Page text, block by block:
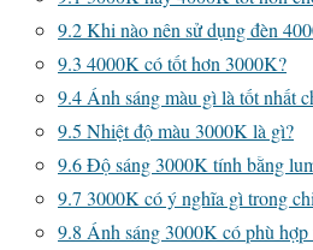
9.2Khi nào nên sử dụng đèn
9.3 4000K có tốt hơn 3000K?
9.4 Ánh sáng màu gì là tốt nhất
9.5 Nhiệt độ màu 3000K là gì?
9.6Độ sáng 3000K tính bằng
9.7 3000K có ý nghĩa gì trong
9.8 Ánh sáng 3000K có phù